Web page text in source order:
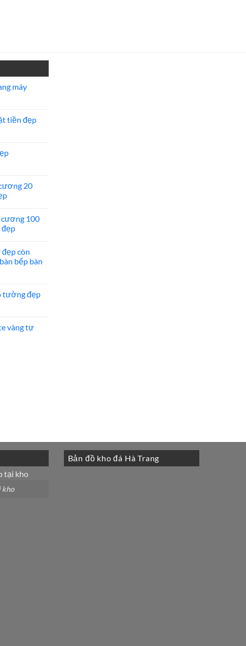
máy
tiền đẹp
20
cương 100
đẹp
đẹp còn
bếp bàn
tường đẹp
vàng tự
kho
Bản đồ kho đá Hà Trang